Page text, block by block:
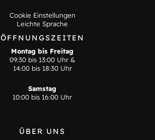
Cookie Einstellungen
Leichte Sprache
ÖFFNUNGSZEITEN
Montag bis Freitag
09:30 bis 13:00 Uhr &
14:00 bis 18:30 Uhr
Samstag
10:00 bis 16:00 Uhr
ÜBER UNS